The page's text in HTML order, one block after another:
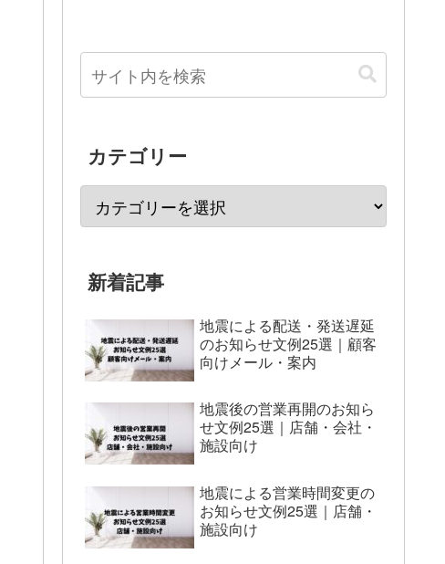
カテゴリー
新着記事
地震による配送・発送遅延
のお知らせ文例25選｜顧客
向けメール・案内
地震後の営業再開のお知ら
せ文例25選｜店舗・会社・
施設向け
地震による営業時間変更の
お知らせ文例25選｜店舗・
施設向け